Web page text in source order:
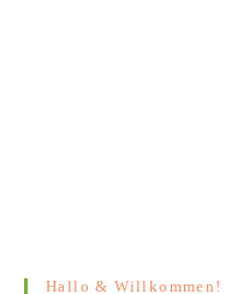
Hallo & Willkommen!